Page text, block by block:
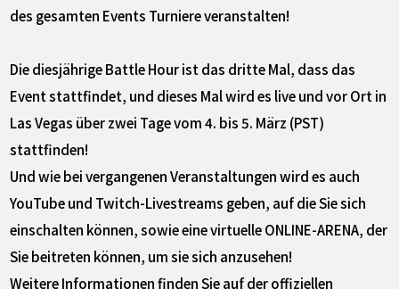
des gesamten Events Turniere veranstalten!
Die diesjährige Battle Hour ist das dritte Mal, dass das
Event stattfindet, und dieses Mal wird es live und vor Ort in
Las Vegas über zwei Tage vom 4. bis 5. März (PST)
stattfinden!
Und wie bei vergangenen Veranstaltungen wird es auch
YouTube und Twitch-Livestreams geben, auf die Sie sich
einschalten können, sowie eine virtuelle ONLINE-ARENA, der
Sie beitreten können, um sie sich anzusehen!
Weitere Informationen finden Sie auf der offiziellen